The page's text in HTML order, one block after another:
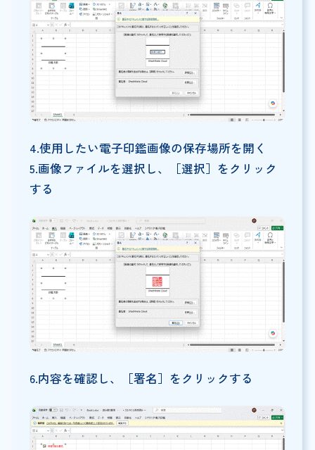
4.使用したい電子印鑑画像の保存場所を開く
5.画像ファイルを選択し、［選択］をクリック
する
6.内容を確認し、［署名］をクリックする